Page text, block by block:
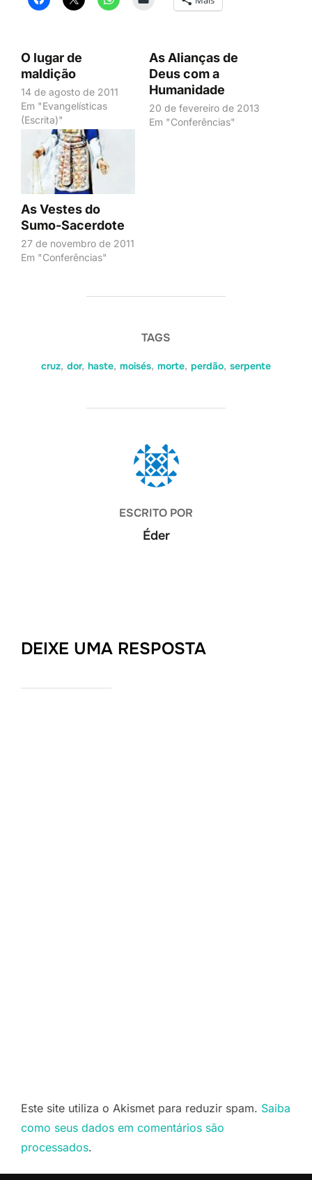
O lugar de
maldição
14 de agosto de 2011
Em "Evangelísticas
(Escrita)"
As Alianças de
Deus com a
Humanidade
20 de fevereiro de 2013
Em "Conferências"
As Vestes do
Sumo-Sacerdote
27 de novembro de 2011
Em "Conferências"
TAGS
cruz, dor, haste, moisés, morte, perdão, serpente
AUTOR DO POST
ESCRITO POR
Éder
DEIXE UMA RESPOSTA
Este site utiliza o Akismet para reduzir spam. Saiba
como seus dados em comentários são
processados.